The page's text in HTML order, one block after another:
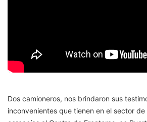
Dos camioneros, nos brindaron sus
inconvenientes que tienen en el sector